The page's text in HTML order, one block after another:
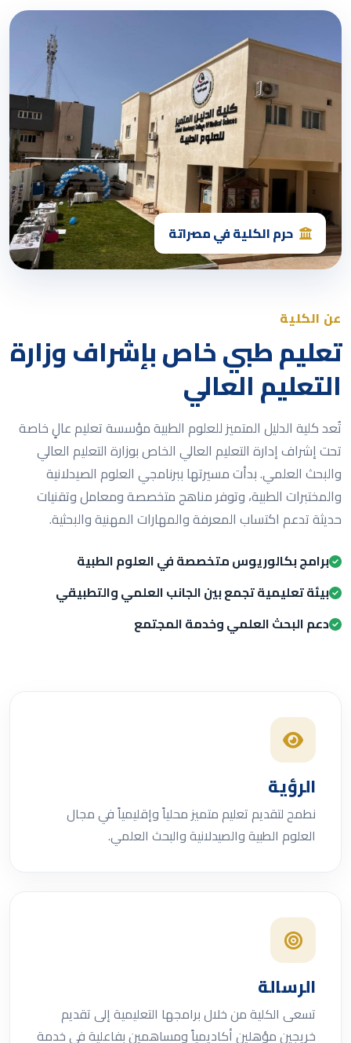
حرم الكلية في مصراتة
عن الكلية
تعليم طبي خاص بإشراف وزارة
التعليم العالي
تُعد كلية الدليل المتميز للعلوم الطبية مؤسسة تعليم عالٍ خاصة
تحت إشراف إدارة التعليم العالي الخاص بوزارة التعليم العالي
والبحث العلمي. بدأت مسيرتها ببرنامجي العلوم الصيدلانية
والمختبرات الطبية، وتوفر مناهج متخصصة ومعامل وتقنيات
حديثة تدعم اكتساب المعرفة والمهارات المهنية والبحثية.
برامج بكالوريوس متخصصة في العلوم الطبية
بيئة تعليمية تجمع بين الجانب العلمي والتطبيقي
دعم البحث العلمي وخدمة المجتمع
الرؤية
نطمح لتقديم تعليم متميز محلياً وإقليمياً في مجال
العلوم الطبية والصيدلانية والبحث العلمي.
الرسالة
تسعى الكلية من خلال برامجها التعليمية إلى تقديم
خريجين مؤهلين أكاديمياً ومساهمين بفاعلية في خدمة